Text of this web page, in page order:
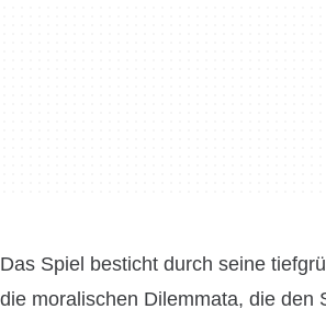
Das Spiel besticht durch seine
die moralischen Dilemmata, die den